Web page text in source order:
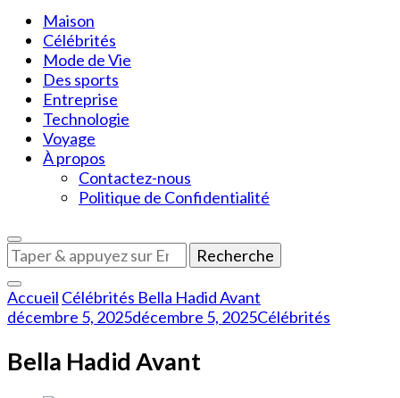
Maison
Célébrités
Mode de Vie
Des sports
Entreprise
Technologie
Voyage
À propos
Contactez-nous
Politique de Confidentialité
Vous
recherchiez
quelque
chose
?
Accueil Célébrités Bella Hadid Avant
décembre 5, 2025décembre 5, 2025Célébrités
Bella Hadid Avant